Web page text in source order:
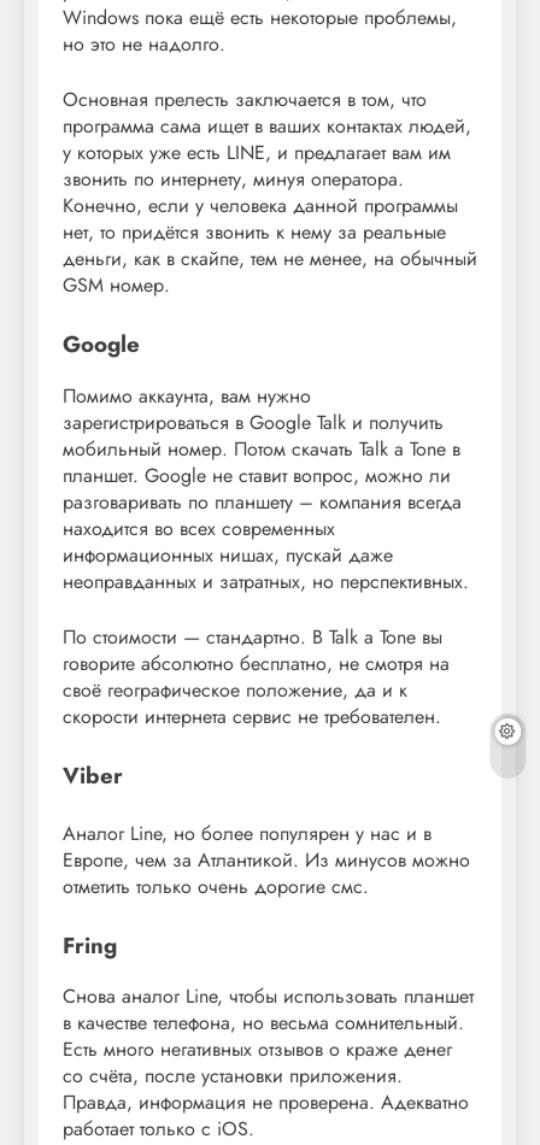
Windows пока ещё есть некоторые проблемы,
но это не надолго.
Основная прелесть заключается в том, что
программа сама ищет в ваших контактах людей,
у которых уже есть LINE, и предлагает вам им
звонить по интернету, минуя оператора.
Конечно, если у человека данной программы
нет, то придётся звонить к нему за реальные
деньги, как в скайпе, тем не менее, на обычный
GSM номер.
Google
Помимо аккаунта, вам нужно
зарегистрироваться в Google Talk и получить
мобильный номер. Потом скачать Talk a Tone в
планшет. Google не ставит вопрос, можно ли
разговаривать по планшету – компания всегда
находится во всех современных
информационных нишах, пускай даже
неоправданных и затратных, но перспективных.
По стоимости — стандартно. В Talk a Tone вы
говорите абсолютно бесплатно, не смотря на
своё географическое положение, да и к
скорости интернета сервис не требователен.
Viber
Аналог Line, но более популярен у нас и в
Европе, чем за Атлантикой. Из минусов можно
отметить только очень дорогие смс.
Fring
Снова аналог Line, чтобы использовать планшет
в качестве телефона, но весьма сомнительный.
Есть много негативных отзывов о краже денег
со счёта, после установки приложения.
Правда, информация не проверена. Адекватно
работает только с iOS.